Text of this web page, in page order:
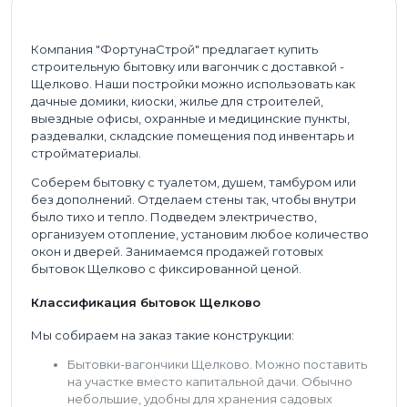
Компания "ФортунаСтрой" предлагает купить
строительную бытовку или вагончик с доставкой -
Щелково. Наши постройки можно использовать как
дачные домики, киоски, жилье для строителей,
выездные офисы, охранные и медицинские пункты,
раздевалки, складские помещения под инвентарь и
стройматериалы.
Соберем бытовку с туалетом, душем, тамбуром или
без дополнений. Отделаем стены так, чтобы внутри
было тихо и тепло. Подведем электричество,
организуем отопление, установим любое количество
окон и дверей. Занимаемся продажей готовых
бытовок Щелково с фиксированной ценой.
Классификация бытовок Щелково
Мы собираем на заказ такие конструкции:
Бытовки-вагончики Щелково. Можно поставить
на участке вместо капитальной дачи. Обычно
небольшие, удобны для хранения садовых